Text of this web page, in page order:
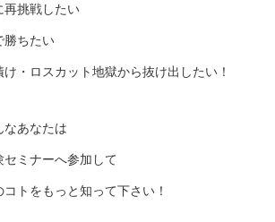
再挑戦したい
勝ちたい
け・ロスカット地獄から抜け出したい！
なあなたは
セミナーへ参加して
コトをもっと知って下さい！